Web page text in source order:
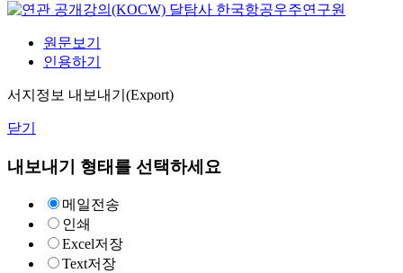
달탐사 한국항공우주연구원
원문보기
인용하기
서지정보 내보내기(Export)
닫기
내보내기 형태를 선택하세요
메일전송
인쇄
Excel저장
Text저장